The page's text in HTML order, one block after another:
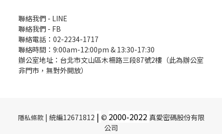
聯絡我們 - LINE
聯絡我們 - FB
聯絡電話：02-2234-1717
聯絡時間：9:00am-12:00pm & 13:30-17:30
辦公室地址：台北市文山區木柵路三段87號2樓（此為辦公室
非門市，無對外開放）
隱私條款| 統編12671812 | © 2000-2022 真愛密碼股份有限
公司